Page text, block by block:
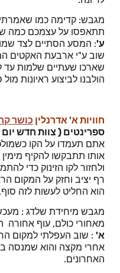
מגבש: קדימה כמו
תתאפסו על עצמכם כמה
ע': המסע הסתיים לצד
שוב ע"י ארבעת האקטים
שארכו שעתיים שלמות
הולבנו לביצוע ראיונות
חוויות א' אדרנלין כושר
ספרינטים ( צוות חדש
אתם תעמדו על הקו
אותו תתבקשו להקיף
ולחזור לקו הזינוק כדי
רף יציב וחזק על המקום
הוא החליט לעשות לזה סוף.
מגבש מיחידת שלדג :
מאחורי כולם, עוף אחורה
א' : שוב העפלתי למקום
אחרי מקצה והוא שמנסה
האחרונים.